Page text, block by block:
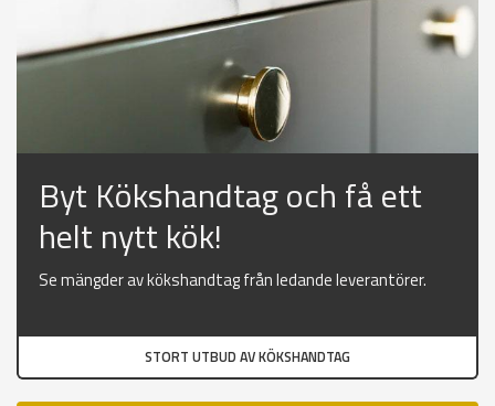
Byt Kökshandtag och få ett
helt nytt kök!
Se mängder av kökshandtag från ledande leverantörer.
STORT UTBUD AV KÖKSHANDTAG